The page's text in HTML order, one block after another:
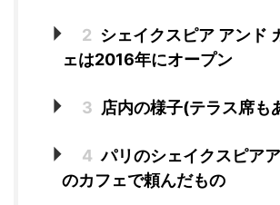
2 シェイクスピア アンド
ェは2016年にオープン
3 店内の様子(テラス席も
4 パリのシェイクスピア
のカフェで頼んだもの